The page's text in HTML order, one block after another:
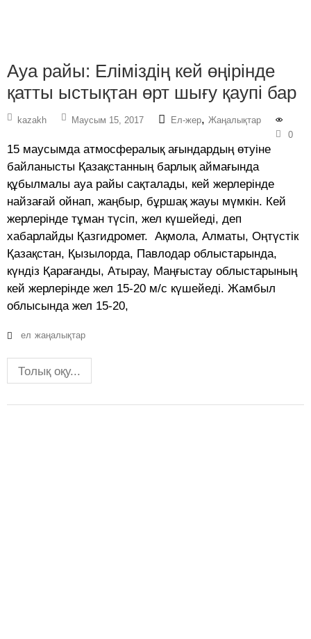
Ауа райы: Еліміздің кей өңірінде
қатты ыстықтан өрт шығу қаупі бар
kazakh Маусым 15, 2017 Ел-жер, Жаңалықтар
0
15 маусымда атмосфералық ағындардың өтуіне
байланысты Қазақстанның барлық аймағында
құбылмалы ауа райы сақталады, кей жерлерінде
найзағай ойнап, жаңбыр, бұршақ жауы мүмкін. Кей
жерлерінде тұман түсіп, жел күшейеді, деп
хабарлайды Қазгидромет. Ақмола, Алматы, Оңтүстік
Қазақстан, Қызылорда, Павлодар облыстарында,
күндіз Қарағанды, Атырау, Маңғыстау облыстарының
кей жерлерінде жел 15-20 м/с күшейеді. Жамбыл
облысында жел 15-20,
ел жаңалықтар
Толық оқу...